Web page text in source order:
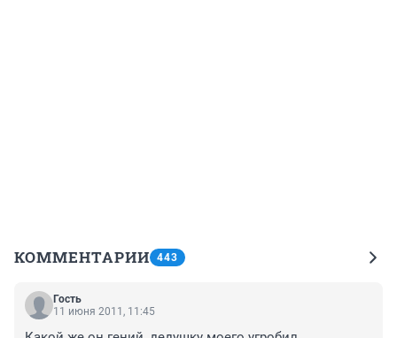
КОММЕНТАРИИ 443
Гость
11 июня 2011, 11:45